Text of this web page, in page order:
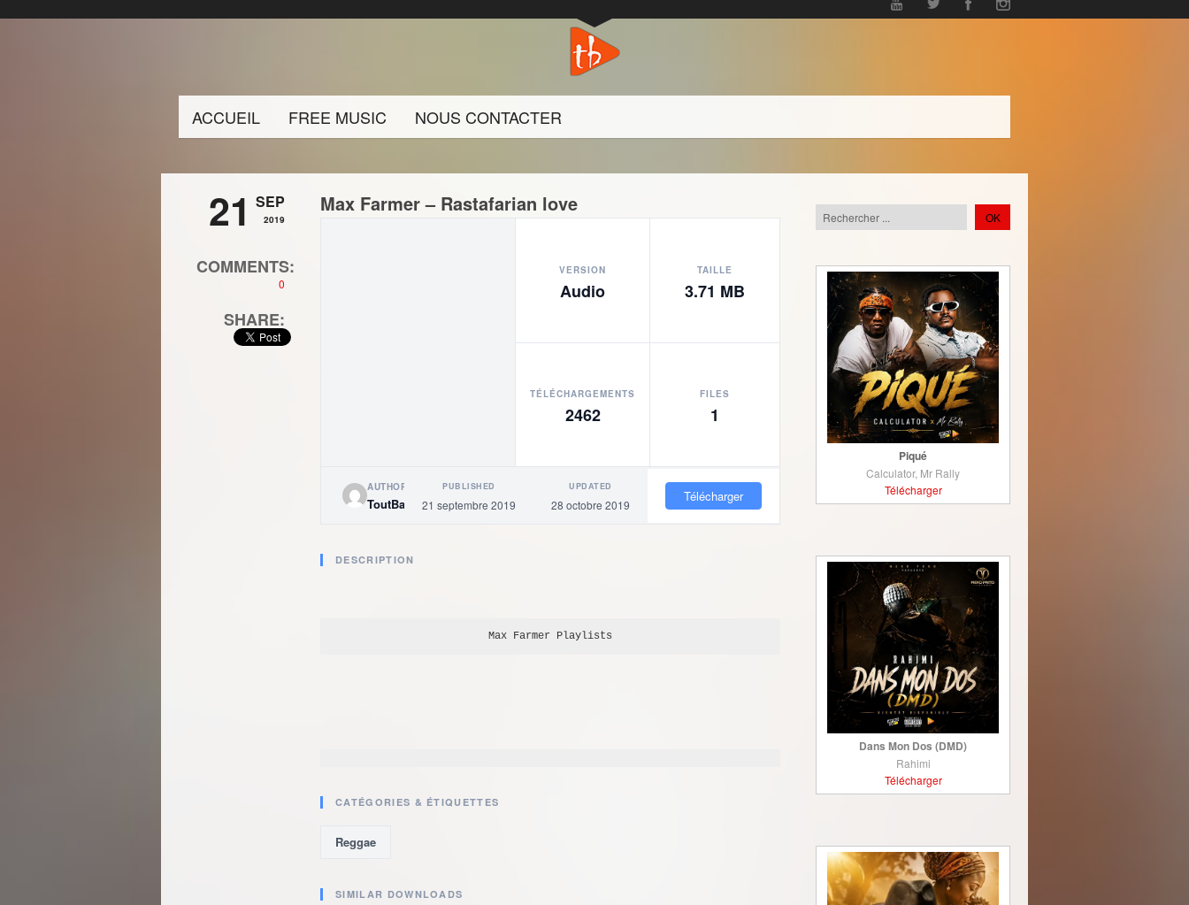
ACCUEIL FREE MUSIC NOUS CONTACTER
21 SEP
2019
COMMENTS:
0
SHARE:
Max Farmer – Rastafarian love
VERSION
Audio
TAILLE
3.71 MB
TÉLÉCHARGEMENTS
2462
FILES
1
AUTHOR
ToutBaigne
PUBLISHED
21 septembre 2019
UPDATED
28 octobre 2019
Télécharger
DESCRIPTION
Max Farmer Playlists
CATÉGORIES & ÉTIQUETTES
Reggae
SIMILAR DOWNLOADS
Piqué
Calculator, Mr Rally
Télécharger
Dans Mon Dos (DMD)
Rahimi
Télécharger